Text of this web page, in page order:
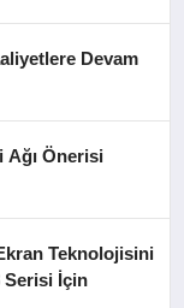
Devam
Ağı Önerisi
Teknolojisini
Serisi İçin